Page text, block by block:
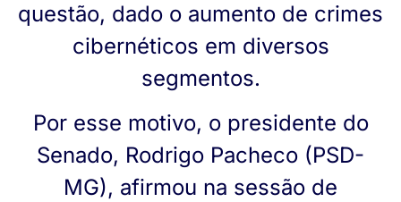
questão, dado o aumento de crimes
cibernéticos em diversos
segmentos.
Por esse motivo, o presidente do
Senado, Rodrigo Pacheco (PSD-
MG), afirmou na sessão de